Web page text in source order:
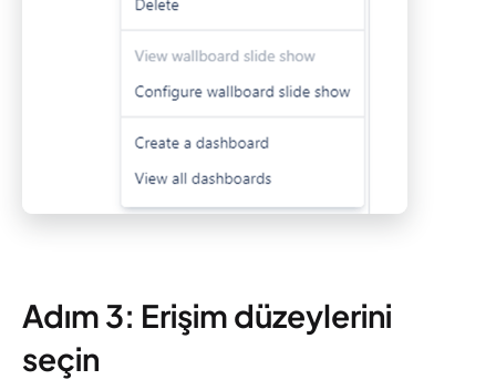
Adım 3: Erişim düzeylerini
seçin